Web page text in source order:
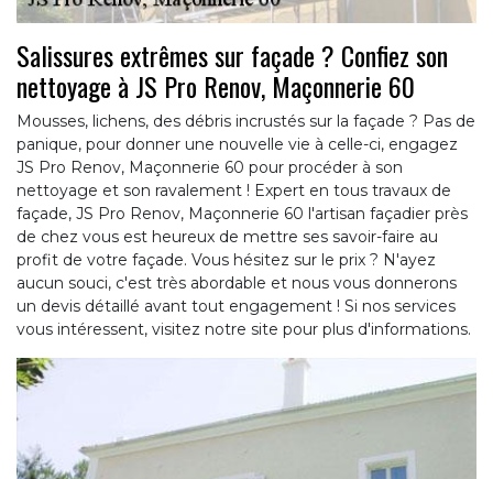
Salissures extrêmes sur façade ? Confiez son
nettoyage à JS Pro Renov, Maçonnerie 60
Mousses, lichens, des débris incrustés sur la façade ? Pas de
panique, pour donner une nouvelle vie à celle-ci, engagez
JS Pro Renov, Maçonnerie 60 pour procéder à son
nettoyage et son ravalement ! Expert en tous travaux de
façade, JS Pro Renov, Maçonnerie 60 l'artisan façadier près
de chez vous est heureux de mettre ses savoir-faire au
profit de votre façade. Vous hésitez sur le prix ? N'ayez
aucun souci, c'est très abordable et nous vous donnerons
un devis détaillé avant tout engagement ! Si nos services
vous intéressent, visitez notre site pour plus d'informations.